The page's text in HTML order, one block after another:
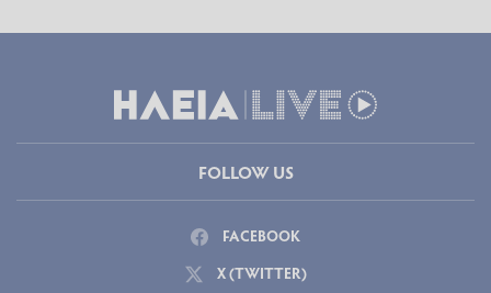
FOLLOW US
FACEBOOK
X (TWITTER)